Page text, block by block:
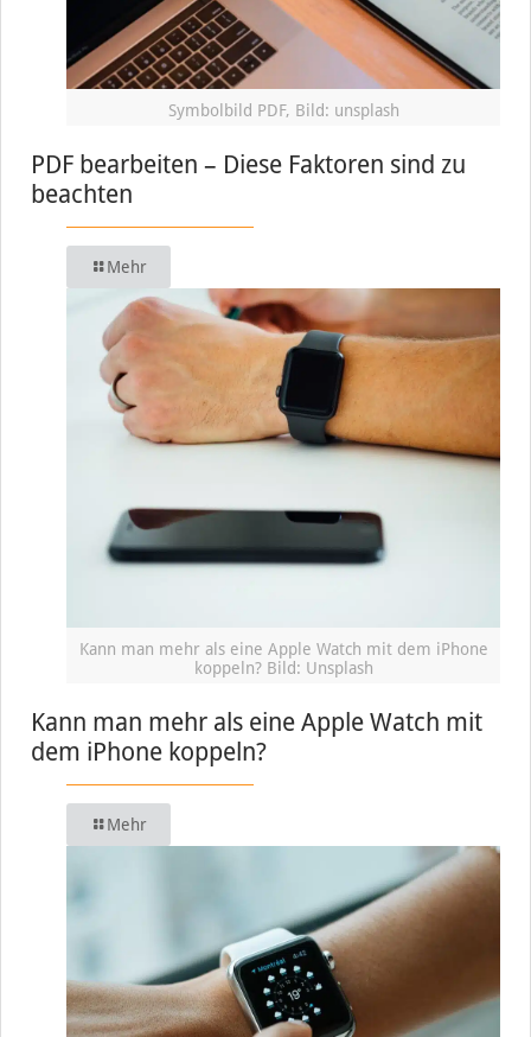
Symbolbild PDF, Bild: unsplash
PDF bearbeiten – Diese Faktoren sind zu
beachten
Mehr
Kann man mehr als eine Apple Watch mit dem iPhone
koppeln? Bild: Unsplash
Kann man mehr als eine Apple Watch mit
dem iPhone koppeln?
Mehr